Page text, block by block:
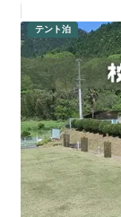
テント泊